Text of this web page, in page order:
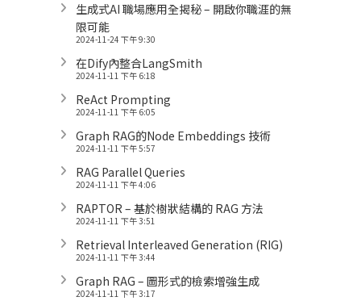
生成式AI 職場應用全揭秘 – 開啟你職涯的無
限可能
2024-11-24 下午 9:30
在Dify內整合LangSmith
2024-11-11 下午 6:18
ReAct Prompting
2024-11-11 下午 6:05
Graph RAG的Node Embeddings 技術
2024-11-11 下午 5:57
RAG Parallel Queries
2024-11-11 下午 4:06
RAPTOR – 基於樹狀結構的 RAG 方法
2024-11-11 下午 3:51
Retrieval Interleaved Generation (RIG)
2024-11-11 下午 3:44
Graph RAG – 圖形式的檢索增強生成
2024-11-11 下午 3:17